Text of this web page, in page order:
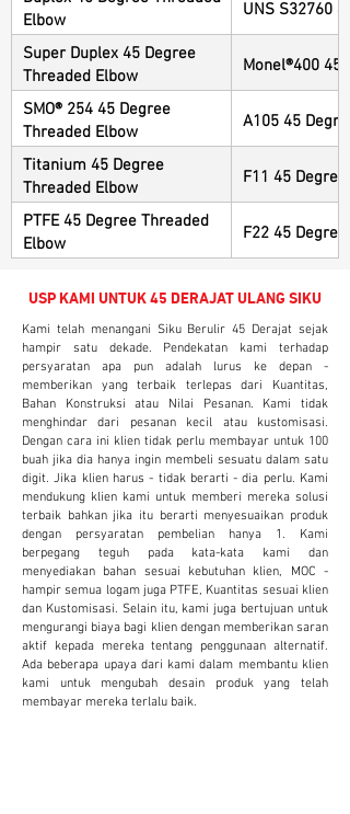
Elbow
UNS S32760
Super Duplex 45 Degree
Threaded Elbow
Monel®400 45
SMO® 254 45 Degree
Threaded Elbow
A105 45
Titanium 45 Degree
Threaded Elbow
F11 45 Degree
PTFE 45 Degree Threaded
Elbow
F22 45 Degree
USP KAMI UNTUK 45 DERAJAT ULANG SIKU
Kami telah menangani Siku Berulir 45 Derajat sejak
hampir satu dekade. Pendekatan kami terhadap
persyaratan apa pun adalah lurus ke depan -
memberikan yang terbaik terlepas dari Kuantitas,
Bahan Konstruksi atau Nilai Pesanan. Kami tidak
menghindar dari pesanan kecil atau kustomisasi.
Dengan cara ini klien tidak perlu membayar untuk 100
buah jika dia hanya ingin membeli sesuatu dalam satu
digit. Jika klien harus - tidak berarti - dia perlu. Kami
mendukung klien kami untuk memberi mereka solusi
terbaik bahkan jika itu berarti menyesuaikan produk
dengan persyaratan pembelian hanya 1. Kami
berpegang teguh pada kata-kata kami dan
menyediakan bahan sesuai kebutuhan klien, MOC -
hampir semua logam juga PTFE, Kuantitas sesuai klien
dan Kustomisasi. Selain itu, kami juga bertujuan untuk
mengurangi biaya bagi klien dengan memberikan saran
aktif kepada mereka tentang penggunaan alternatif.
Ada beberapa upaya dari kami dalam membantu klien
kami untuk mengubah desain produk yang telah
membayar mereka terlalu baik.